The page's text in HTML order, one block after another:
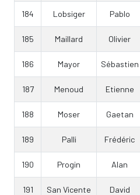
184 Lobsiger Pablo
185 Maillard Olivier
186 Mayor Sébastien
187 Menoud Etienne
188 Moser Gaetan
189 Palli Frédéric
190 Progin Alan
191 San Vicente David